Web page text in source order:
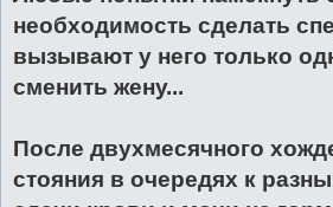
необходимость сделать
вызывают у него только
сменить жену...
После двухмесячного
стояния в очередях к